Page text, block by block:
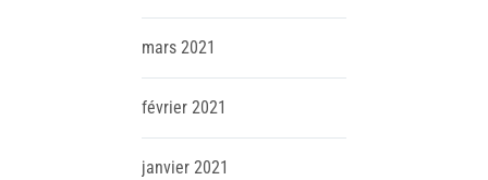
mars 2021
février 2021
janvier 2021